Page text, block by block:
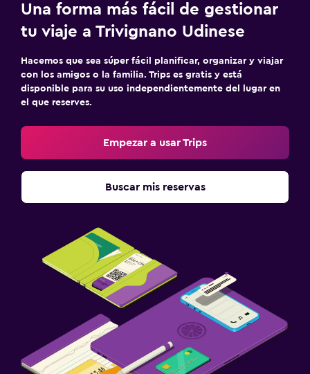
Una forma más fácil de gestionar
tu viaje a Trivignano Udinese
Hacemos que sea súper fácil planificar, organizar y viajar
con los amigos o la familia. Trips es gratis y está
disponible para su uso independientemente del lugar en
el que reserves.
Empezar a usar Trips
Buscar mis reservas